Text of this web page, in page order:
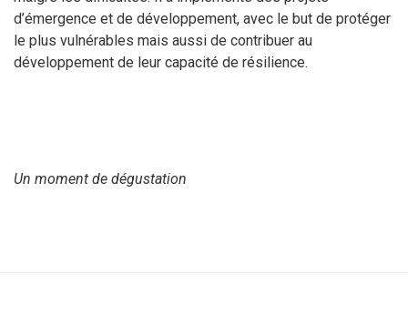
d’émergence et de développement, avec le but de protéger
le plus vulnérables mais aussi de contribuer au
développement de leur capacité de résilience.
Un moment de dégustation